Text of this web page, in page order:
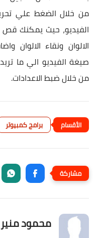
الفيديو، حيث يمكنك قص
الالوان ونقاء الالوان
صيغة الفيديو الي ما
من خلال ضبط الاعدادات.
برامج كمبيوتر
محمود منير